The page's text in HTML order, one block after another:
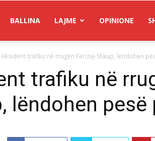
BALLINA LAJME OPINIONE
Aksident trafiku në rrugën Ferizaj-Shkup, lëndohen
trafiku në
lëndohen pesë